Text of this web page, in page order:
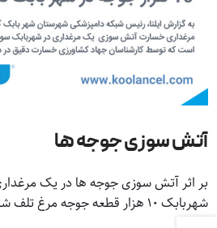
آتش سوزی جوجه ها
بر اثر آتش سوزی جوجه ها در یک
شهربابک ۱۰ هزار قطعه جوجه مرغ تلف شد.